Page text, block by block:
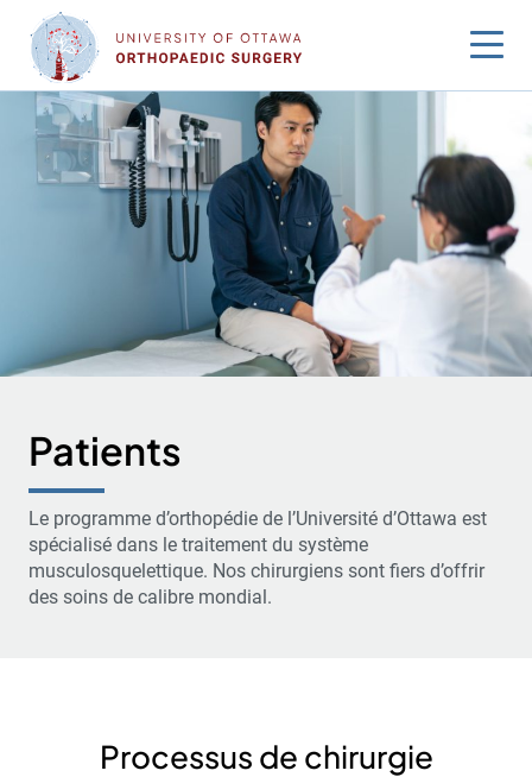
Sauter
contenu
Patients
Le programme d’orthopédie de l’Université d’Ottawa est
spécialisé dans le traitement du système
musculosquelettique. Nos chirurgiens sont fiers d’offrir
des soins de calibre mondial.
Processus de chirurgie